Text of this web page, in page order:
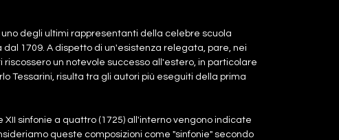
uno degli ultimi rappresentanti della celebre scuola
1709. A dispetto di un'esistenza relegata, pare, nei
un notevole successo all'estero, in particolare
Tessarini, risulta tra gli autori più eseguiti della prima
sinfonie a quattro (1725) all'interno vengono indicate
queste composizioni come "sinfonie" secondo